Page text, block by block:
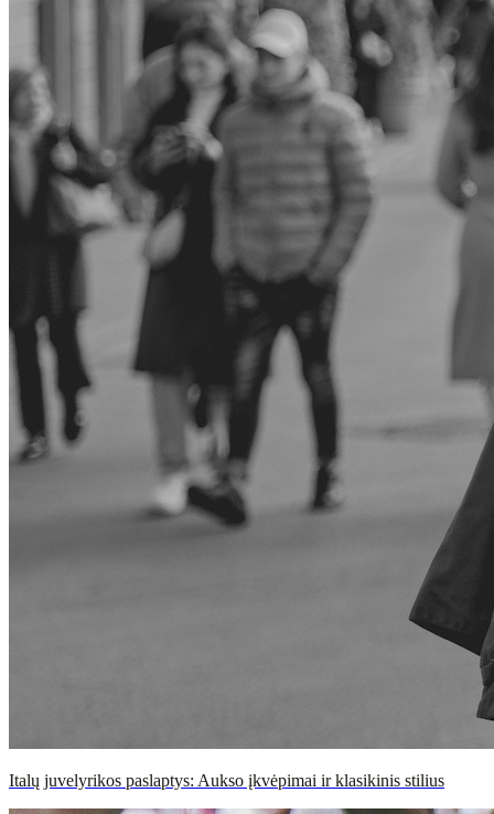
Italų juvelyrikos paslaptys: Aukso įkvėpimai ir klasikinis stilius